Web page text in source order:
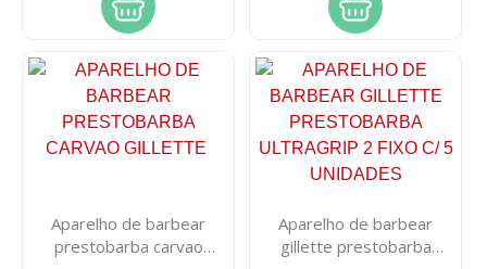
Aparelho de barbear
prestobarba carvao
Aparelho de barbear
gillette prestobarba